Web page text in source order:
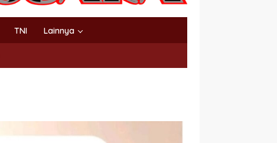
TNI Lainnya